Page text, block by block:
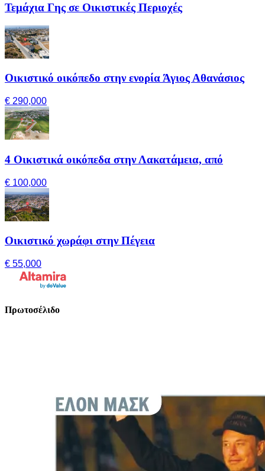
Τεμάχια Γης σε Οικιστικές Περιοχές
Οικιστικό οικόπεδο στην ενορία Άγιος Αθανάσιος
€ 290,000
4 Οικιστικά οικόπεδα στην Λακατάμεια, από
€ 100,000
Οικιστικό χωράφι στην Πέγεια
€ 55,000
Πρωτοσέλιδο